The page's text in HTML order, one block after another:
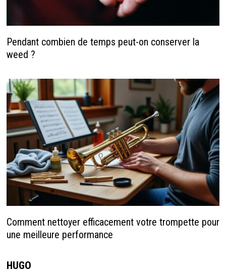
Pendant combien de temps peut-on conserver la
weed ?
Comment nettoyer efficacement votre trompette pour
une meilleure performance
HUGO